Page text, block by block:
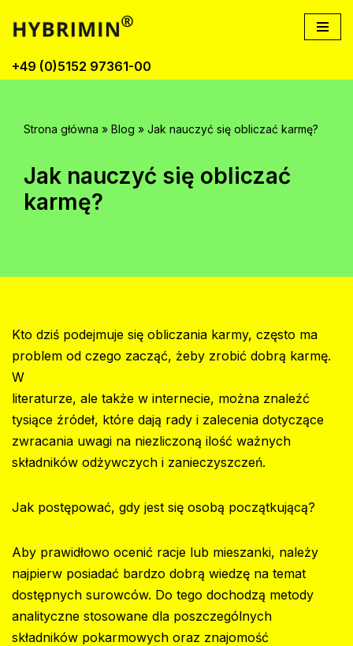
do
+49 (0)5152 97361-00
Strona główna » Blog » Jak nauczyć się obliczać karmę?
Jak nauczyć się obliczać
karmę?
Kto dziś podejmuje się obliczania karmy, często ma
problem od czego zacząć, żeby zrobić dobrą karmę.
W
literaturze, ale także w internecie, można znaleźć
tysiące źródeł, które dają rady i zalecenia dotyczące
zwracania uwagi na niezliczoną ilość ważnych
składników odżywczych i zanieczyszczeń.
Jak postępować, gdy jest się osobą początkującą?‍
Aby prawidłowo ocenić racje lub mieszanki, należy
najpierw posiadać bardzo dobrą wiedzę na temat
dostępnych surowców. Do tego dochodzą metody
analityczne stosowane dla poszczególnych
składników pokarmowych oraz znajomość